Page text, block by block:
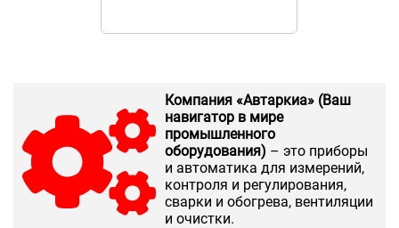
Компания «Автаркиа» (Ваш
навигатор в мире
промышленного
оборудования) – это приборы
и автоматика для измерений,
контроля и регулирования,
сварки и обогрева, вентиляции
и очистки.